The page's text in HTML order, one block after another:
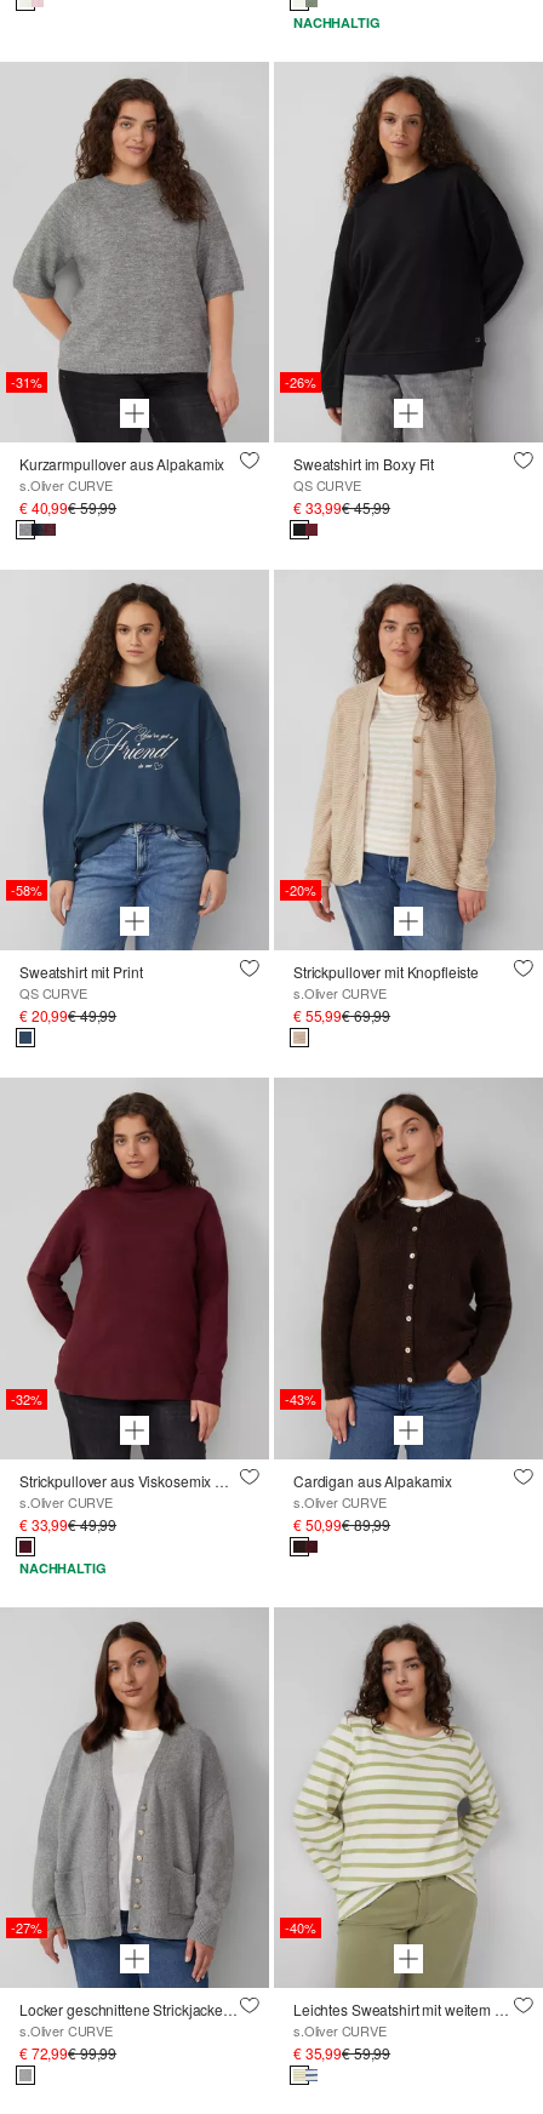
NACHHALTIG
-31%
Kurzarmpullover aus Alpakamix
s.Oliver CURVE
€ 40,99€ 59,99
-26%
Sweatshirt im Boxy Fit
QS CURVE
€ 33,99€ 45,99
-58%
Sweatshirt mit Print
QS CURVE
€ 20,99€ 49,99
-20%
Strickpullover mit Knopfleiste
s.Oliver CURVE
€ 55,99€ 69,99
-32%
Strickpullover aus Viskosemix mit Rollkragen
s.Oliver CURVE
€ 33,99€ 49,99
NACHHALTIG
-43%
Cardigan aus Alpakamix
s.Oliver CURVE
€ 50,99€ 89,99
-27%
Locker geschnittene Strickjacke mit dekorativen Knöpfen
s.Oliver CURVE
€ 72,99€ 99,99
-40%
Leichtes Sweatshirt mit weitem Arm
s.Oliver CURVE
€ 35,99€ 59,99